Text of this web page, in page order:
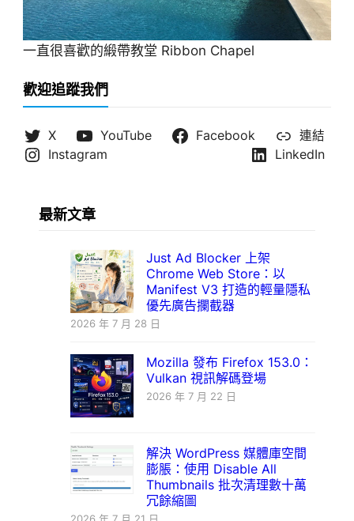
一直很喜歡的緞帶教堂 Ribbon Chapel
歡迎追蹤我們
X YouTube Facebook
連結
Instagram
LinkedIn
最新文章
Just Ad Blocker 上架
Chrome Web Store：以
Manifest V3 打造的輕量隱私
優先廣告攔截器
2026 年 7 月 28 日
Mozilla 發布 Firefox 153.0：
Vulkan 視訊解碼登場
2026 年 7 月 22 日
解決 WordPress 媒體庫空間
膨脹：使用 Disable All
Thumbnails 批次清理數十萬
冗餘縮圖